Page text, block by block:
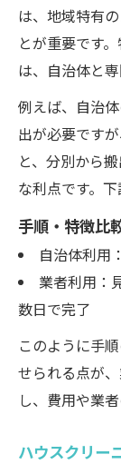
掃除
分別
活用
岡山
手間をか
ラク
快適
ハウ
生活
岡山
短期
岡山市家
家財
自治
は、地域特有
とが重要です
は、自治体と
例えば、自治
出が必要です
と、分別から
な利点です。
手順・特徴比
自治体利
業者利用：
数日で完了
このように手
せられる点が
し、費用や業
ハウスクリー